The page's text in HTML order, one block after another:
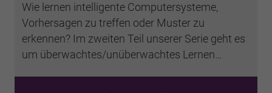
Wie lernen intelligente Computersysteme,
Vorhersagen zu treffen oder Muster zu
erkennen? Im zweiten Teil unserer Serie geht es
um überwachtes/unüberwachtes Lernen…